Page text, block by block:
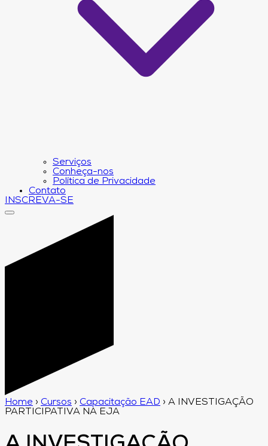
Serviços
Conheça-nos
Política de Privacidade
Contato
INSCREVA-SE
Home › Cursos › Capacitação EAD › A INVESTIGAÇÃO
PARTICIPATIVA NA EJA